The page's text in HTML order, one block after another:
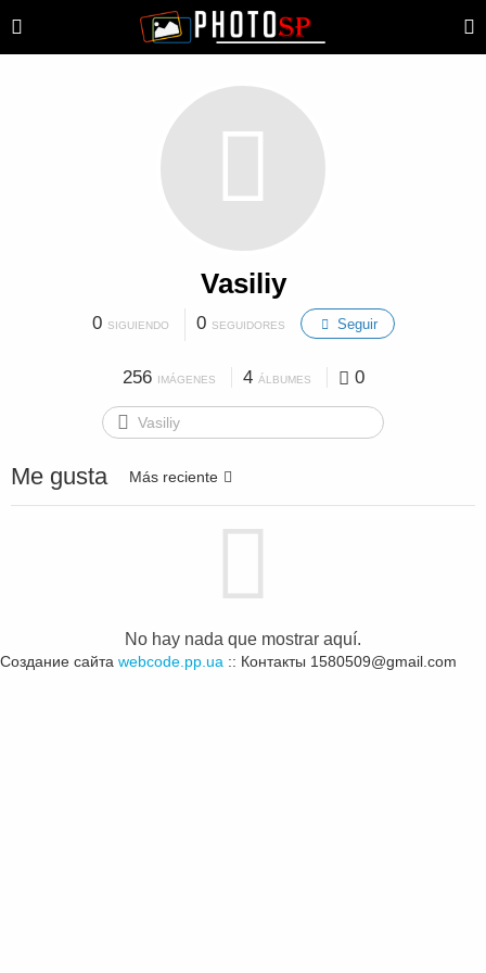
Vasiliy
0 SIGUIENDO 0 SEGUIDORES Seguir
256 IMÁGENES 4 ÁLBUMES 0
Me gusta Más reciente
No hay nada que mostrar aquí.
Создание сайта webcode.pp.ua :: Контакты 1580509@gmail.com